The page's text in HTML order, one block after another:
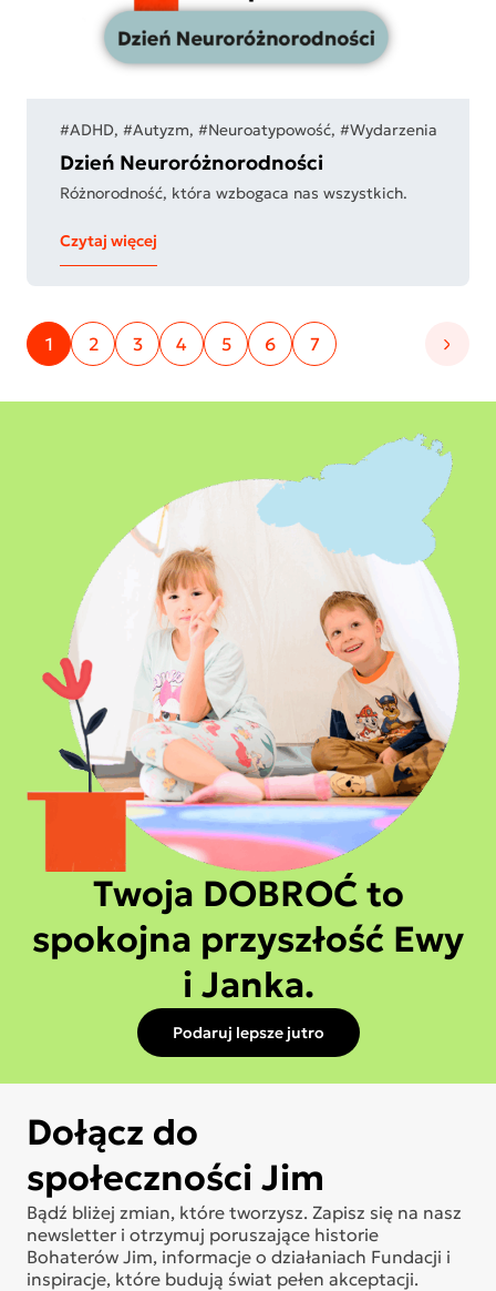
#ADHD, #Autyzm, #Neuroatypowość, #Wydarzenia
Dzień Neuroróżnorodności
Różnorodność, która wzbogaca nas wszystkich.
Czytaj więcej
1 2 3 4 5 6 7
Twoja DOBROĆ to
spokojna przyszłość Ewy
i Janka.
Podaruj lepsze jutro
Dołącz do
społeczności Jim
Bądź bliżej zmian, które tworzysz. Zapisz się na nasz
newsletter i otrzymuj poruszające historie
Bohaterów Jim, informacje o działaniach Fundacji i
inspiracje, które budują świat pełen akceptacji.